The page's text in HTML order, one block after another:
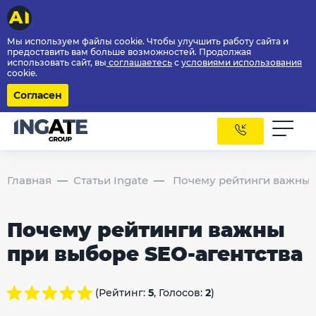
Мы используем файлы cookie. Чтобы улучшить работу сайта и
предоставить вам больше возможностей. Продолжая
использовать сайт, вы соглашаетесь с условиями использования
cookie.
Согласен
Главная Статьи Ingate Почему рейтинги важны
Почему рейтинги важны
при выборе SEO-агентства
(Рейтинг: 5, Голосов: 2)